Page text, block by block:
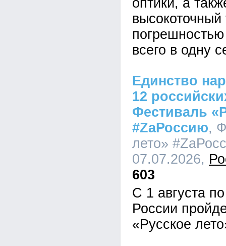
оптики, а
высокоточный
всего в одну
Единство
12
Фестиваль
#ZaРоссию,
лето»
07.07.2026,
603
С 1 августа
России
«Русское